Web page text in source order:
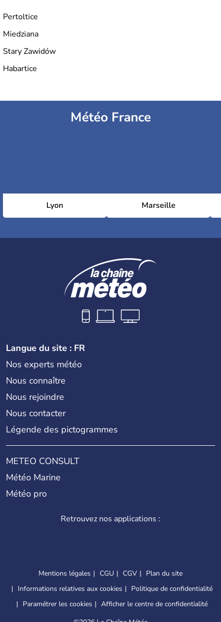
Pertoltice
Miedziana
Stary Zawidów
Habartice
Météo France
Lyon Marseille
Langue du site : FR
Nos experts météo
Nous connaître
Nous rejoindre
Nous contacter
Légende des pictogrammes
METEO CONSULT
Météo Marine
Météo pro
Retrouvez nos applications :
Mentions légales CGU CGV
Plan du site
Informations relatives aux cookies
Politique de confidentialité
Paramétrer les cookies
Afficher le centre de confidentialité